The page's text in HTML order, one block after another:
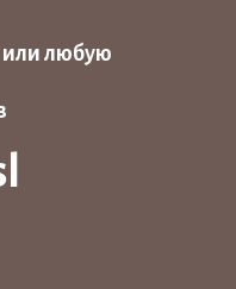
или любую